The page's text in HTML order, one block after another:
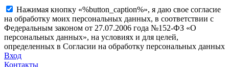
Нажимая кнопку «%button_caption%», я даю свое согласие
на обработку моих персональных данных, в соответствии с
Федеральным законом от 27.07.2006 года №152-ФЗ «О
персональных данных», на условиях и для целей,
определенных в Согласии на обработку персональных данных
Вход
Контакты